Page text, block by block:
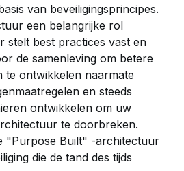
van beveiligingsprincipes.
een belangrijke rol
stelt best practices vast en
de samenleving om betere
te ontwikkelen naarmate
en steeds
ontwikkelen om uw
te doorbreken.
"Purpose Built" -architectuur
die de tand des tijds